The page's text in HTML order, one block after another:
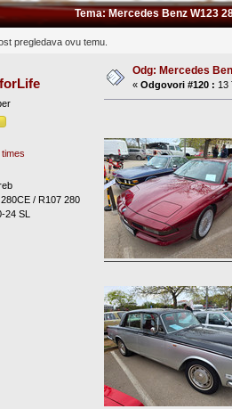
Tema: Mercedes Benz W123
pregledava ovu temu.
/ R107 280
24 SL
Odg: Mercedes
«Odgovori #120 : 13